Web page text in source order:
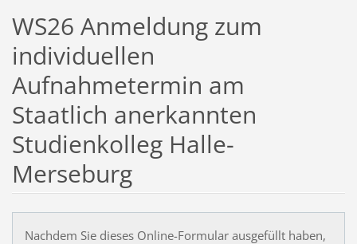
WS26 Anmeldung zum
individuellen
Aufnahmetermin am
Staatlich anerkannten
Studienkolleg Halle-
Merseburg
Nachdem Sie dieses Online-Formular ausgefüllt haben,